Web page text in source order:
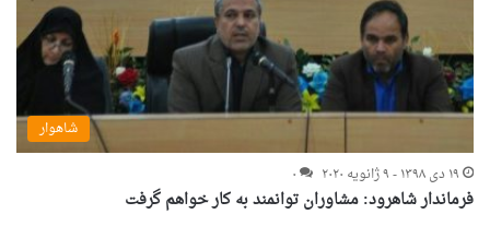
شاهوار
۱۹ دی ۱۳۹۸ - ۹ ژانویه ۲۰۲۰
۰
فرماندار شاهرود: مشاوران توانمند به کار خواهم گرفت